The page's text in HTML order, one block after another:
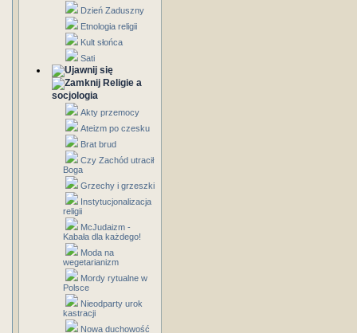
Dzień Zaduszny
Etnologia religii
Kult słońca
Sati
Religie a
socjologia
Akty przemocy
Ateizm po czesku
Brat brud
Czy Zachód utracił
Boga
Grzechy i grzeszki
Instytucjonalizacja
religii
McJudaizm -
Kabała dla każdego!
Moda na
wegetarianizm
Mordy rytualne w
Polsce
Nieodparty urok
kastracji
Nowa duchowość